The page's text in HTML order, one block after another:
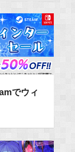
でウィ